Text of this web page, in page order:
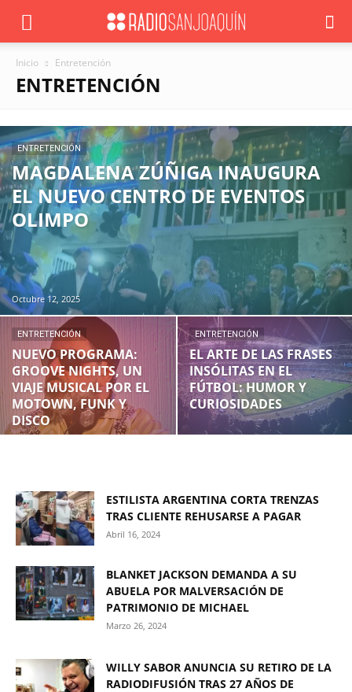
Inicio Entretención
ENTRETENCIÓN
ENTRETENCIÓN
MAGDALENA ZÚÑIGA INAUGURA
EL NUEVO CENTRO DE EVENTOS
OLIMPO
Octubre 12, 2025
ENTRETENCIÓN
NUEVO PROGRAMA:
GROOVE NIGHTS, UN
VIAJE MUSICAL POR EL
MOTOWN, FUNK Y
DISCO
ENTRETENCIÓN
EL ARTE DE LAS FRASES
INSÓLITAS EN EL
FÚTBOL: HUMOR Y
CURIOSIDADES
ESTILISTA ARGENTINA CORTA TRENZAS
TRAS CLIENTE REHUSARSE A PAGAR
Abril 16, 2024
BLANKET JACKSON DEMANDA A SU
ABUELA POR MALVERSACIÓN DE
PATRIMONIO DE MICHAEL
Marzo 26, 2024
WILLY SABOR ANUNCIA SU RETIRO DE LA
RADIODIFUSIÓN TRAS 27 AÑOS DE